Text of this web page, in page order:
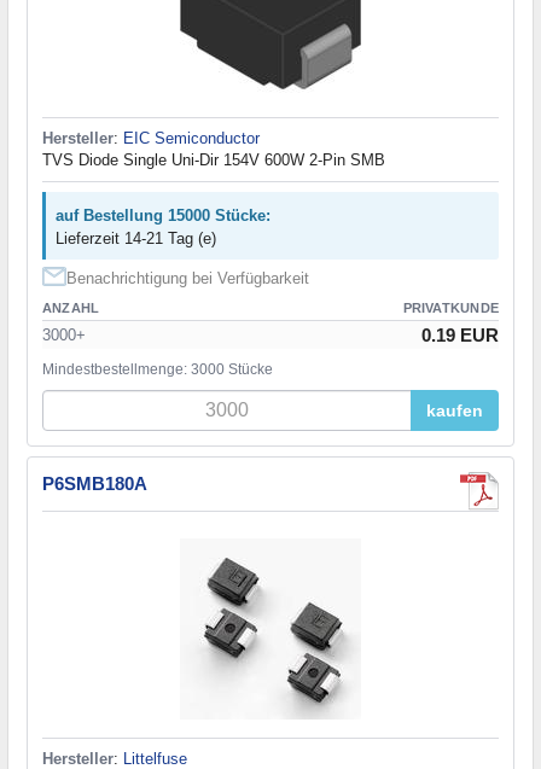
Hersteller: EIC Semiconductor
TVS Diode Single Uni-Dir 154V 600W 2-Pin SMB
auf Bestellung 15000 Stücke:
Lieferzeit 14-21 Tag (e)
Benachrichtigung bei Verfügbarkeit
ANZAHL PRIVATKUNDE
3000+ 0.19 EUR
Mindestbestellmenge: 3000 Stücke
kaufen
P6SMB180A
Hersteller: Littelfuse